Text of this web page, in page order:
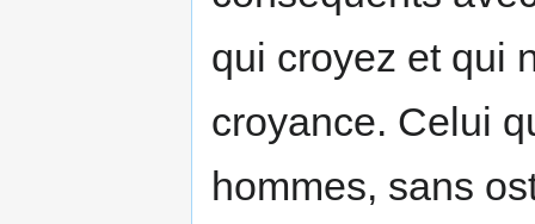
qui croyez et qui
croyance. Celui
hommes, sans